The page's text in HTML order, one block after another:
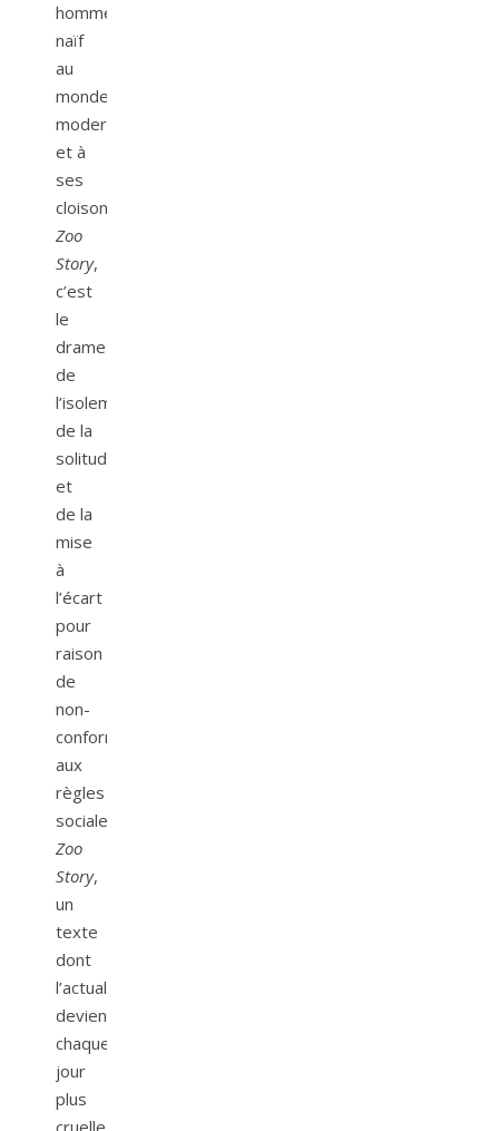
homme
naïf
au
monde
moderne
et à
ses
cloisonnements.
Zoo
Story,
c’est
le
drame
de
l’isolement,
de la
solitude
et
de la
mise
à
l’écart
pour
raison
de
non-
conformité
aux
règles
sociales.
Zoo
Story,
un
texte
dont
l’actualité
devient
chaque
jour
plus
cruelle